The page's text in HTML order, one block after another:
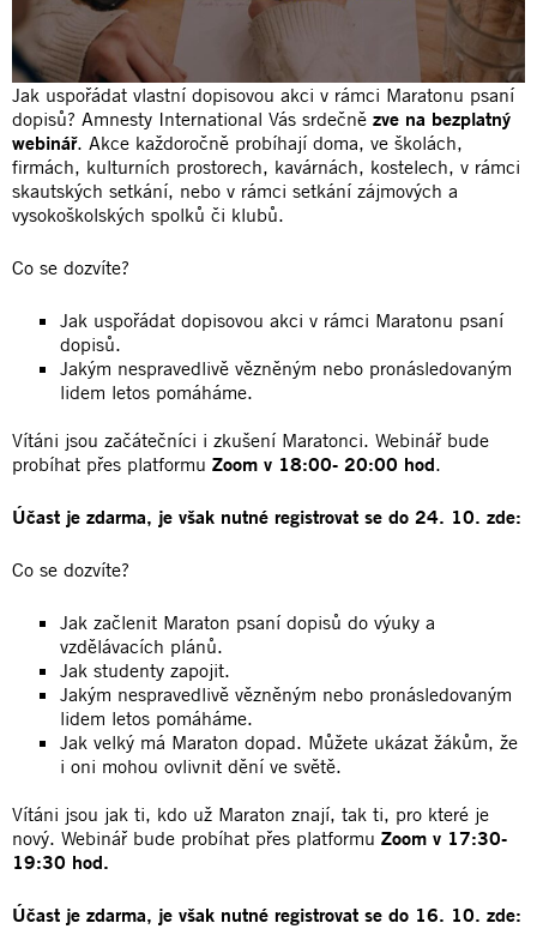
Jak uspořádat vlastní dopisovou akci v rámci Maratonu psaní
dopisů? Amnesty International Vás srdečně zve na bezplatný
webinář. Akce každoročně probíhají doma, ve školách,
firmách, kulturních prostorech, kavárnách, kostelech, v rámci
skautských setkání, nebo v rámci setkání zájmových a
vysokoškolských spolků či klubů.
Co se dozvíte?
Jak uspořádat dopisovou akci v rámci Maratonu psaní
dopisů.
Jakým nespravedlivě vězněným nebo pronásledovaným
lidem letos pomáháme.
Vítáni jsou začátečníci i zkušení Maratonci. Webinář bude
probíhat přes platformu Zoom v 18:00- 20:00 hod.
Účast je zdarma, je však nutné registrovat se do 24. 10. zde:
Co se dozvíte?
Jak začlenit Maraton psaní dopisů do výuky a
vzdělávacích plánů.
Jak studenty zapojit.
Jakým nespravedlivě vězněným nebo pronásledovaným
lidem letos pomáháme.
Jak velký má Maraton dopad. Můžete ukázat žákům, že
i oni mohou ovlivnit dění ve světě.
Vítáni jsou jak ti, kdo už Maraton znají, tak ti, pro které je
nový. Webinář bude probíhat přes platformu Zoom v 17:30-
19:30 hod.
Účast je zdarma, je však nutné registrovat se do 16. 10. zde: